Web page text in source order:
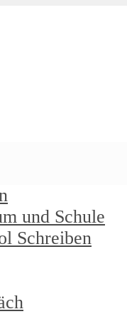
und Schule
Schreiben